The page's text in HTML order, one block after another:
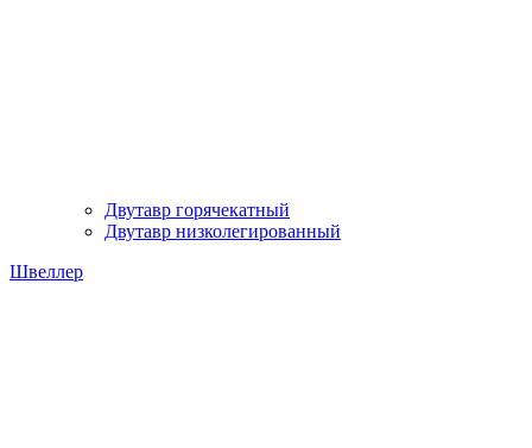
Двутавр горячекатный
Двутавр низколегированный
Швеллер